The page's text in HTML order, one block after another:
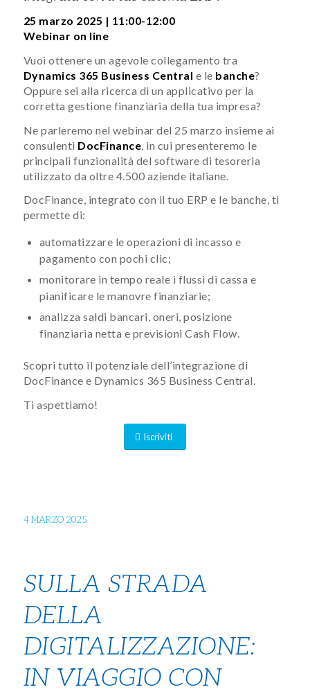
25 marzo 2025 | 11:00-12:00
Webinar on line
Vuoi ottenere un agevole collegamento tra
Dynamics 365 Business Central e le banche?
Oppure sei alla ricerca di un applicativo per la
corretta gestione finanziaria della tua impresa?
Ne parleremo nel webinar del 25 marzo insieme ai
consulenti DocFinance , in cui presenteremo le
principali funzionalità del software di tesoreria
utilizzato da oltre 4.500 aziende italiane.
DocFinance, integrato con il tuo ERP e le banche, ti
permette di:
automatizzare le operazioni di incasso e
pagamento con pochi clic;
monitorare in tempo reale i flussi di cassa e
pianificare le manovre finanziarie;
analizza saldi bancari, oneri, posizione
finanziaria netta e previsioni Cash Flow.
Scopri tutto il potenziale dell’integrazione di
DocFinance e Dynamics 365 Business Central.
Ti aspettiamo!
Iscriviti
4 MARZO 2025
SULLA STRADA
DELLA
DIGITALIZZAZIONE:
IN VIAGGIO CON